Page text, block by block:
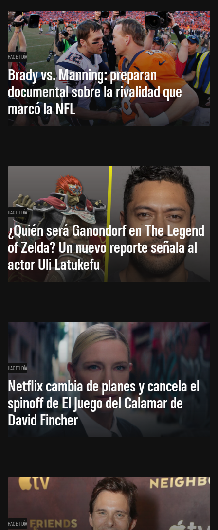
HACE 1 DÍA
Brady vs. Manning: preparan
documental sobre la rivalidad que
marcó la NFL
HACE 1 DÍA
¿Quién será Ganondorf en The Legend
of Zelda? Un nuevo reporte señala al
actor Uli Latukefu
HACE 1 DÍA
Netflix cambia de planes y cancela el
spinoff de El Juego del Calamar de
David Fincher
HACE 1 DÍA